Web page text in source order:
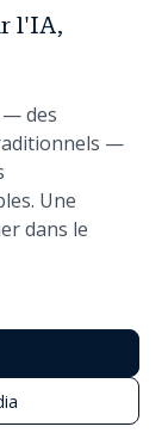
l'IA,
— des
—
Une
dans le